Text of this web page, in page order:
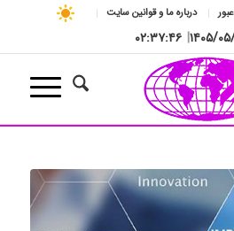
درباره ما و قوانین سایت
۰۵/۱۷| ۰۲:۳۷:۴۷